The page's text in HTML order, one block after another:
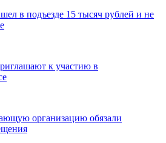
в подъезде 15 тысяч рублей и не
к участию в
организацию обязали